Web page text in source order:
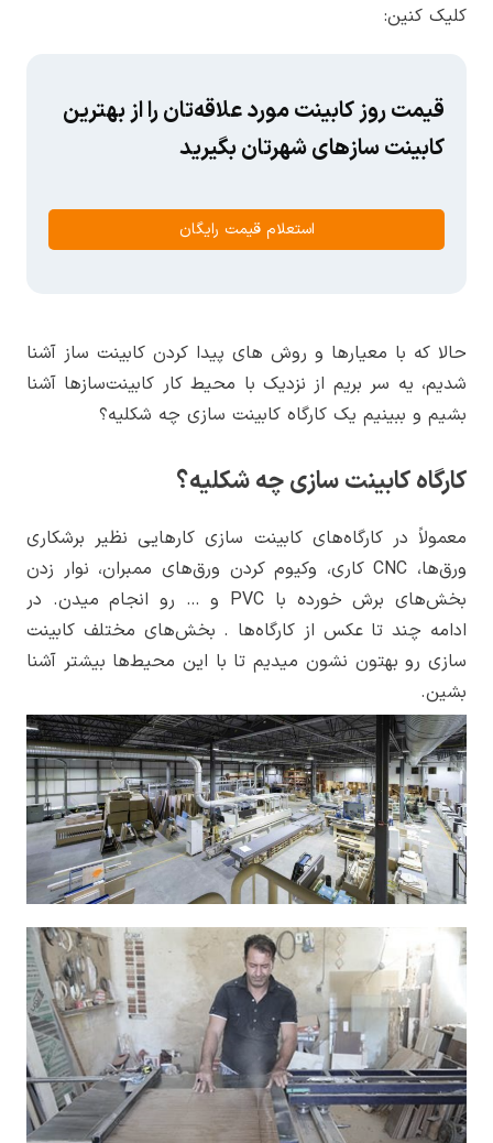
کلیک کنین:
قیمت روز کابینت مورد علاقه‌تان را از بهترین
کابینت سازهای شهرتان بگیرید
استعلام قیمت رایگان
حالا که با معیارها و روش های پیدا کردن کابینت ساز آشنا
شدیم، یه سر بریم از نزدیک با محیط کار کابینت‌سازها آشنا
بشیم و ببینیم یک کارگاه کابینت سازی چه شکلیه؟
کارگاه کابینت سازی چه شکلیه؟
معمولاً در کارگاه‌های کابینت سازی کارهایی نظیر برشکاری
ورق‌ها، CNC کاری، وکیوم کردن ورق‌های ممبران، نوار زدن
بخش‌های برش خورده با PVC و … رو انجام میدن. در
ادامه چند تا عکس از کارگاه‌ها . بخش‌های مختلف کابینت
سازی رو بهتون نشون میدیم تا با این محیط‌ها بیشتر آشنا
بشین.